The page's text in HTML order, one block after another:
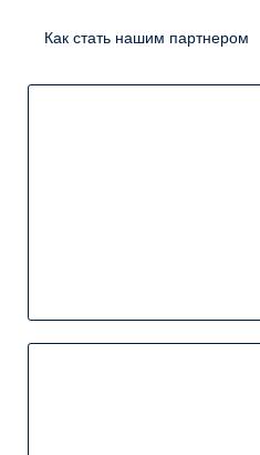
Как стать нашим партнером